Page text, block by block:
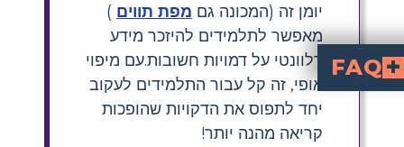
יומן זה (המכונה גם מפת תווים )
מאפשר לתלמידים להיזכר מידע
רלוונטי על דמויות חשובות.עם מיפוי
אופי, זה קל עבור התלמידים לעקוב
יחד לתפוס את הדקויות שהופכות
קריאה מהנה יותר!
FAQ